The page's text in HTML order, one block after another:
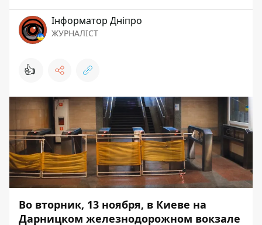
Інформатор Дніпро
ЖУРНАЛІСТ
👍
Во вторник, 13 ноября, в Киеве на
Дарницком железнодорожном вокзале